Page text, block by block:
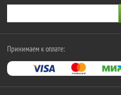
Принимаем к оплате: